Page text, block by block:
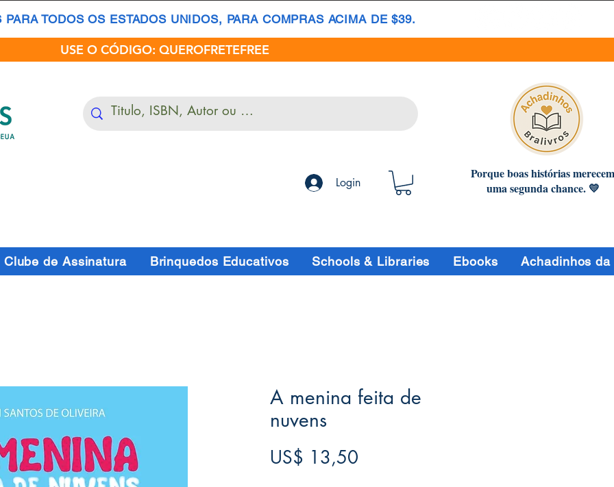
PARA TODOS OS ESTADOS UNIDOS, PARA COMPRAS ACIMA DE $39.
USE O CÓDIGO: QUEROFRETEFREE
Login
Porque boas histórias merecem
uma segunda chance. 💛
Clube de Assinatura Brinquedos Educativos Schools & Libraries Ebooks Achadinhos
A menina feita de
nuvens
US$ 13,50